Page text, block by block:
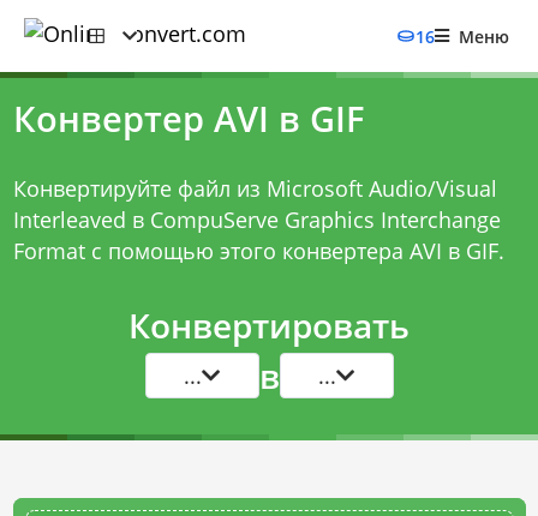
16 Меню
Конвертер AVI в GIF
Конвертируйте файл из Microsoft Audio/Visual
Interleaved в CompuServe Graphics Interchange
Format с помощью этого конвертера AVI в GIF.
Конвертировать
... в ...